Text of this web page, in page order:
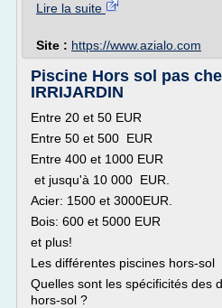
Lire la suite
Site : https://www.azialo.com
Piscine Hors sol pas
IRRIJARDIN
Entre 20 et 50 EUR
Entre 50 et 500 EUR
Entre 400 et 1000 EUR
et jusqu'à 10 000 EUR.
Acier: 1500 et 3000EUR.
Bois: 600 et 5000 EUR
et plus!
Les différentes piscines hors-sol
Quelles sont les spécificités des
hors-sol ?